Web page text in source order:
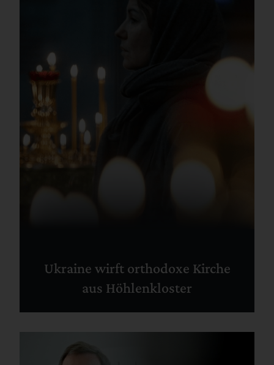
Ukraine wirft orthodoxe Kirche
aus Höhlenkloster